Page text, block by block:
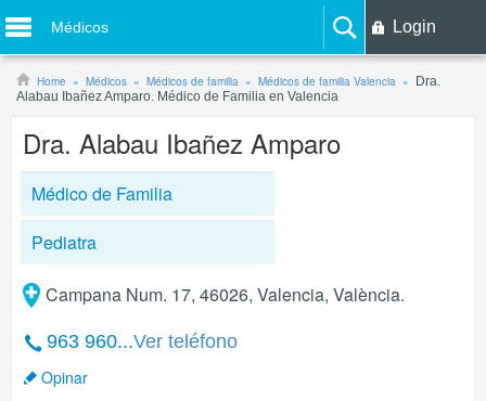
Médicos Login
Home Médicos Médicos de familia Médicos de familia Valencia
Dra.
Alabau Ibañez Amparo. Médico de Familia en Valencia
Dra. Alabau Ibañez Amparo
Médico de Familia
Pediatra
Campana Num. 17, 46026, Valencia, València.
963 960...Ver teléfono
Opinar